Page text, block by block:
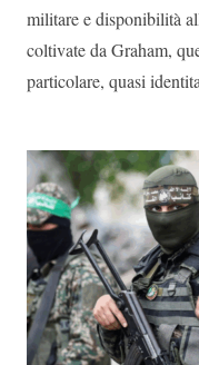
militare e disponibilità
coltivate da Graham,
particolare, quasi